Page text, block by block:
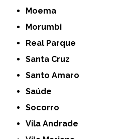
Moema
Morumbi
Real Parque
Santa Cruz
Santo Amaro
Saúde
Socorro
Vila Andrade